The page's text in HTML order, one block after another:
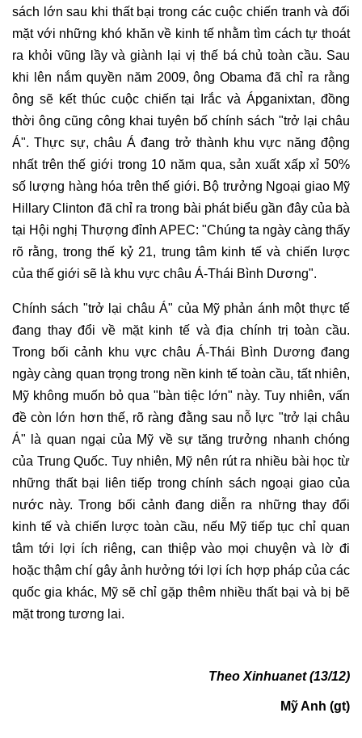
sách lớn sau khi thất bại trong các cuộc chiến tranh và đối
mặt với những khó khăn về kinh tế nhằm tìm cách tự thoát
ra khỏi vũng lầy và giành lại vị thế bá chủ toàn cầu. Sau
khi lên nắm quyền năm 2009, ông Obama đã chỉ ra rằng
ông sẽ kết thúc cuộc chiến tại Irắc và Ápganixtan, đồng
thời ông cũng công khai tuyên bố chính sách "trở lại châu
Á". Thực sự, châu Á đang trở thành khu vực năng động
nhất trên thế giới trong 10 năm qua, sản xuất xấp xỉ 50%
số lượng hàng hóa trên thế giới. Bộ trưởng Ngoại giao Mỹ
Hillary Clinton đã chỉ ra trong bài phát biểu gần đây của bà
tại Hội nghị Thượng đỉnh APEC: "Chúng ta ngày càng thấy
rõ rằng, trong thế kỷ 21, trung tâm kinh tế và chiến lược
của thế giới sẽ là khu vực châu Á-Thái Bình Dương".
Chính sách "trở lại châu Á" của Mỹ phản ánh một thực tế
đang thay đổi về mặt kinh tế và địa chính trị toàn cầu.
Trong bối cảnh khu vực châu Á-Thái Bình Dương đang
ngày càng quan trọng trong nền kinh tế toàn cầu, tất nhiên,
Mỹ không muốn bỏ qua "bàn tiệc lớn" này. Tuy nhiên, vấn
đề còn lớn hơn thế, rõ ràng đằng sau nỗ lực "trở lại châu
Á" là quan ngại của Mỹ về sự tăng trưởng nhanh chóng
của Trung Quốc. Tuy nhiên, Mỹ nên rút ra nhiều bài học từ
những thất bại liên tiếp trong chính sách ngoại giao của
nước này. Trong bối cảnh đang diễn ra những thay đổi
kinh tế và chiến lược toàn cầu, nếu Mỹ tiếp tục chỉ quan
tâm tới lợi ích riêng, can thiệp vào mọi chuyện và lờ đi
hoặc thậm chí gây ảnh hưởng tới lợi ích hợp pháp của các
quốc gia khác, Mỹ sẽ chỉ gặp thêm nhiều thất bại và bị bẽ
mặt trong tương lai.
Theo Xinhuanet (13/12)
Mỹ Anh (gt)